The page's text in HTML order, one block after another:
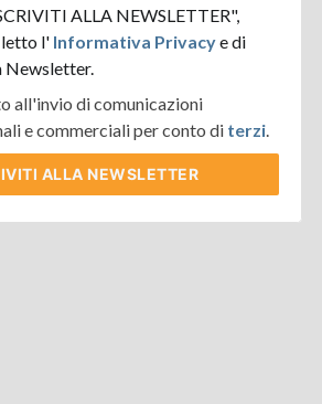
ALLA NEWSLETTER",
letto l' Informativa Privacye di
Newsletter.
all'invio di comunicazioni
e commerciali per conto di terzi.
ALLA NEWSLETTER